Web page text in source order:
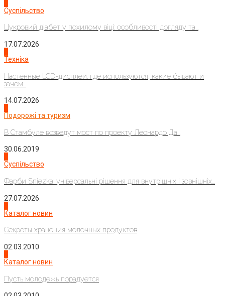
Суспільство
Цукровий діабет у похилому віці: особливості догляду та...
17.07.2026
Техніка
Настенные LCD-дисплеи: где используются, какие бывают и
зачем...
14.07.2026
Подорожі та туризм
В Стамбуле возведут мост по проекту Леонардо Да...
30.06.2019
Суспільство
Фарби Sniezka: універсальні рішення для внутрішніх і зовнішніх...
27.07.2026
Каталог новин
Секреты хранения молочных продуктов
02.03.2010
Каталог новин
Пусть молодежь порадуется